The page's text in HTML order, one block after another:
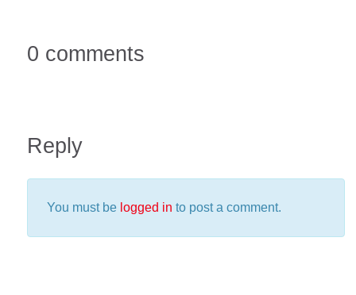
0 comments
Reply
You must be logged in to post a comment.